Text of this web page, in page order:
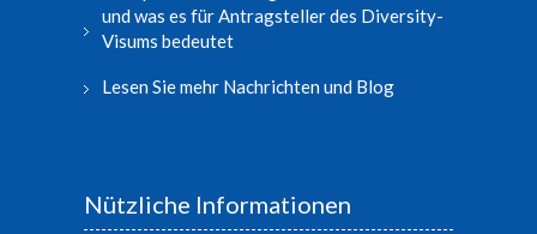
und was es für Antragsteller des Diversity-
Visums bedeutet
Lesen Sie mehr Nachrichten und Blog
Nützliche Informationen